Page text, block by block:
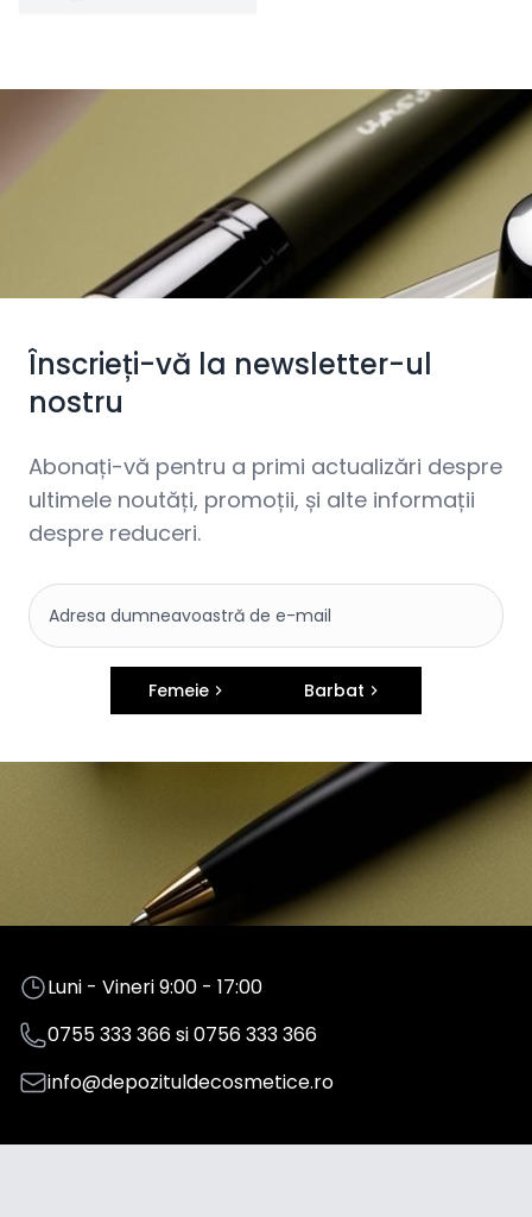
Înscrieți-vă la newsletter-ul
nostru
Abonați-vă pentru a primi actualizări despre
ultimele noutăți, promoții, și alte informații
despre reduceri.
Femeie Barbat
Luni - Vineri 9:00 - 17:00
0755 333 366si0756 333 366
info@depozituldecosmetice.ro